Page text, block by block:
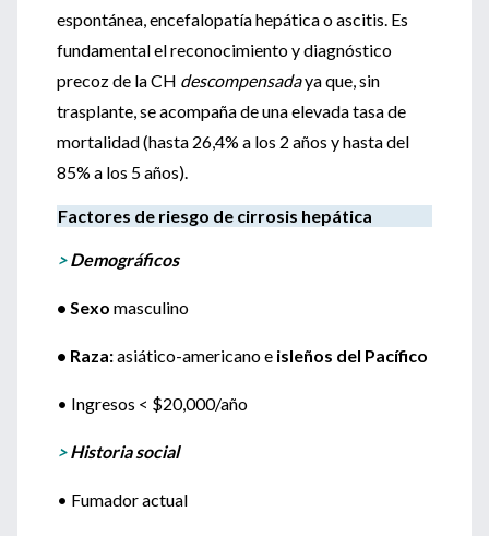
espontánea, encefalopatía hepática o ascitis. Es
fundamental el reconocimiento y diagnóstico
precoz de la CH descompensadaya que, sin
trasplante, se acompaña de una elevada tasa de
mortalidad (hasta 26,4% a los 2 años y hasta del
85% a los 5 años).
Factores de riesgo de cirrosis hepática
>Demográficos
• Sexo masculino
• Raza:asiático-americano e isleños del Pacífico
• Ingresos < $20,000/año
>Historia social
• Fumador actual